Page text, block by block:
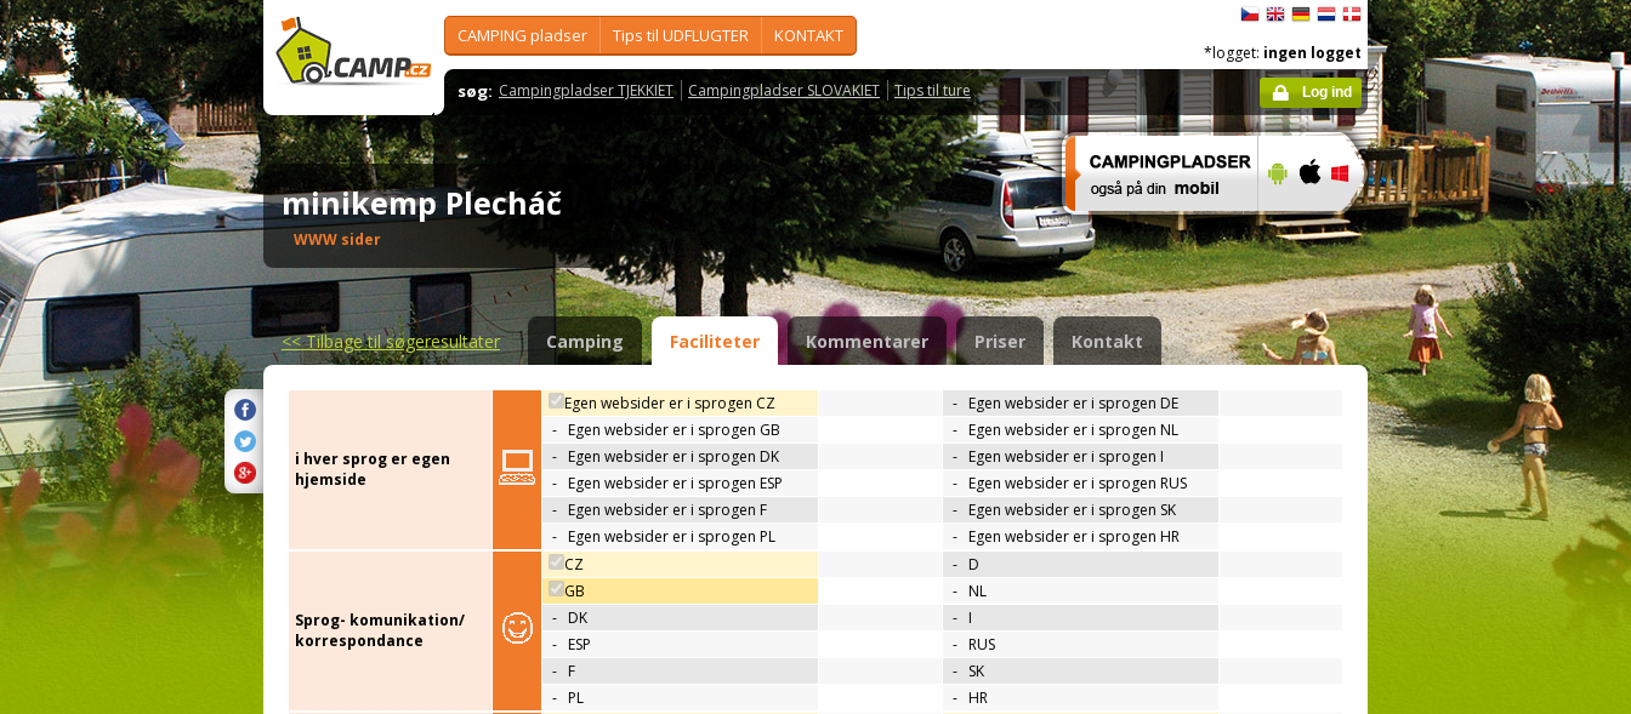
CAMPING pladser Tips til UDFLUGTER KONTAKT
søg: Campingpladser TJEKKIET Campingpladser SLOVAKIET Tips til ture
*logget: ingen logget
Log ind
minikemp Plecháč
WWW sider
<<Tilbage til søgeresultater Camping Faciliteter Kommentarer Priser Kontakt
i hver sprog er egen
hjemside
Egen websider er i sprogen CZ - Egen websider er i sprogen DE
- Egen websider er i sprogen GB - Egen websider er i sprogen NL
- Egen websider er i sprogen DK - Egen websider er i sprogen I
- Egen websider er i sprogen ESP - Egen websider er i sprogen RUS
- Egen websider er i sprogen F - Egen websider er i sprogen SK
- Egen websider er i sprogen PL - Egen websider er i sprogen HR
Sprog- komunikation/
korrespondance
CZ - D
GB
- NL
- DK - I
- ESP - RUS
- F - SK
- PL - HR